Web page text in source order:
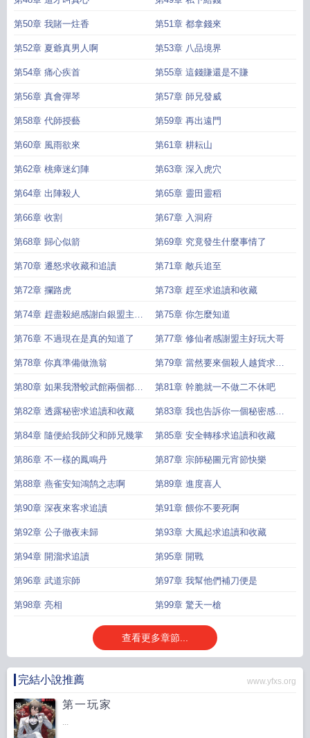
第50章 我賭一炷香 第51章 都拿錢來
第52章 夏爺真男人啊 第53章 八品境界
第54章 痛心疾首 第55章 這錢賺還是不賺
第56章 真會彈琴 第57章 師兄發威
第58章 代師授藝 第59章 再出遠門
第60章 風雨欲來 第61章 耕耘山
第62章 桃瘴迷幻陣 第63章 深入虎穴
第64章 出陣殺人 第65章 靈田靈稻
第66章 收割 第67章 入洞府
第68章 歸心似箭 第69章 究竟發生什麼事情了
第70章 遷怒求收藏和追讀 第71章 敵兵追至
第72章 攔路虎 第73章 趕至求追讀和收藏
第74章 趕盡殺絕感謝白銀盟主喫
完辣來點甜
第75章 你怎麼知道
第76章 不過現在是真的知道了 第77章 修仙者感謝盟主好玩大哥
第78章 你真準備做漁翁 第79章 當然要來個殺人越貨求追
讀和收藏
第80章 如果我潛蛟武館兩個都不
選呢
第81章 幹脆就一不做二不休吧
第82章 透露秘密求追讀和收藏 第83章 我也告訴你一個秘密感謝
小荷005盟主
第84章 隨便給我師父和師兄幾掌 第85章 安全轉移求追讀和收藏
第86章 不一樣的鳳鳴丹 第87章 宗師秘圖元宵節快樂
第88章 燕雀安知鴻鹄之志啊 第89章 進度喜人
第90章 深夜來客求追讀 第91章 餵你不要死啊
第92章 公子徹夜未歸 第93章 大風起求追讀和收藏
第94章 開溜求追讀 第95章 開戰
第96章 武道宗師 第97章 我幫他們補刀便是
第98章 亮相 第99章 驚天一槍
查看更多章節...
完結小說推薦 www.yfxs.org
第一玩家
...